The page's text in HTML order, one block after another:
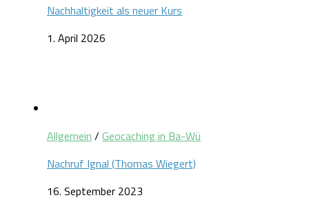
Nachhaltigkeit als neuer Kurs
1. April 2026
Allgemein / Geocaching in Ba-Wü
Nachruf Ignal (Thomas Wiegert)
16. September 2023